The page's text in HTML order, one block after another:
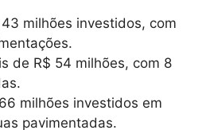
milhões investidos, com
de R$ 54 milhões, com 8
milhões investidos em
pavimentadas.